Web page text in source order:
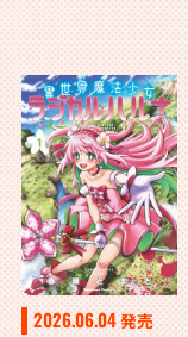
2026.06.04発売